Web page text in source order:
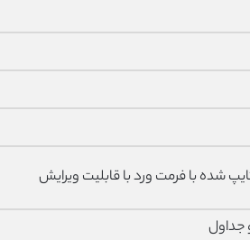
شده با فرمت ورد با قابلیت ویرایش
جداول